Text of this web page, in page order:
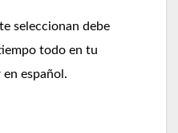
seleccionan debe
todo en tu
español.